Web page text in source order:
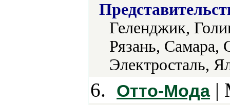
Геленджик,
Рязань, Самара,
Электросталь,
6. Отто-Мода|